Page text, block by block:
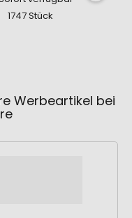
1747 Stück
Werbeartikel bei